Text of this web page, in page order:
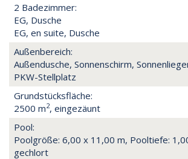
2 Badezimmer:
EG, Dusche
EG, en suite, Dusche
Außenbereich:
Außendusche, Sonnenschirm,
PKW-Stellplatz
Grundstücksfläche:
2500 m2, eingezäunt
Pool:
Poolgröße: 6,00 x 11,00 m, Pooltiefe:
gechlort